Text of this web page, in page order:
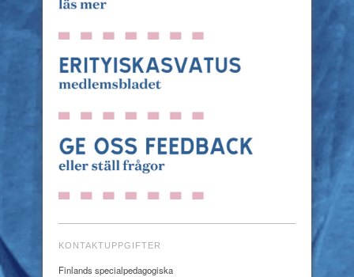
KONTAKTUPPGIFTER
Finlands specialpedagogiska